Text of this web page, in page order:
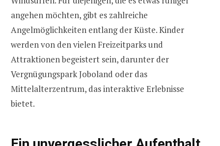
angehen möchten, gibt es zahlreiche
Angelmöglichkeiten entlang der Küste. Kinder
werden von den vielen Freizeitparks und
Attraktionen begeistert sein, darunter der
Vergnügungspark Joboland oder das
Mittelalterzentrum, das interaktive Erlebnisse
bietet.